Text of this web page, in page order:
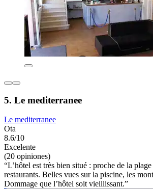
5. Le mediterranee
Le mediterranee
Ota
8.6/10
Excelente
(20 opiniones)
“L’hôtel est très bien situé : proche de la
restaurants. Belles vues sur la piscine, les
Dommage que l’hôtel soit vieillissant.”